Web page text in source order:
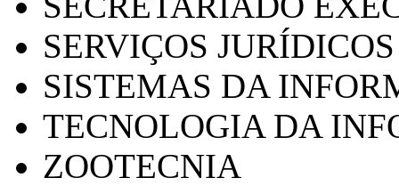
SERVIÇOS
SISTEMAS DA
TECNOLOGIA DA
ZOOTECNIA